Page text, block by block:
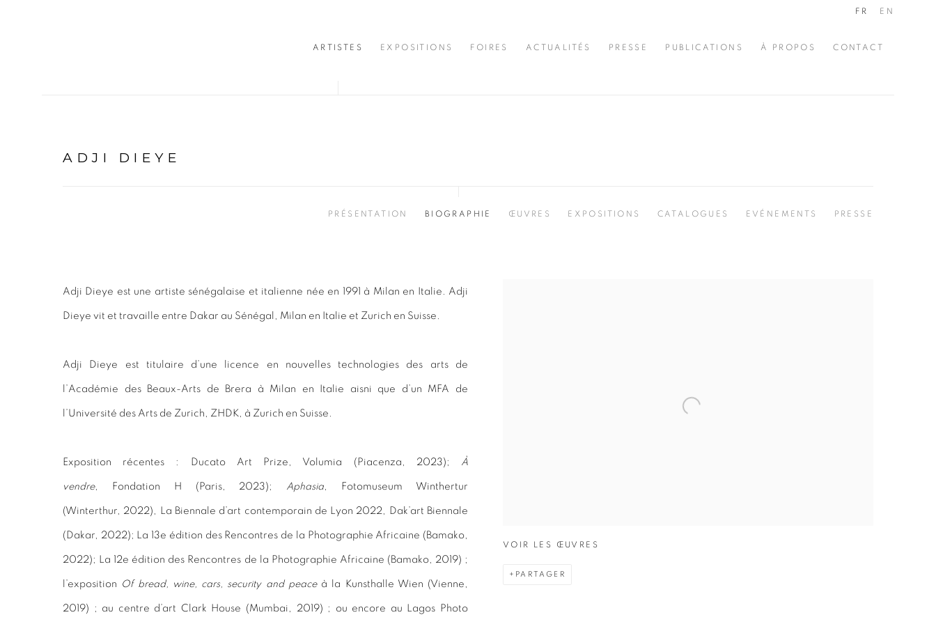
ARTISTES EXPOSITIONS FOIRES ACTUALITÉS PRESSE PUBLICATIONS À PROPOS CONTACT
FR EN
ADJI DIEYE
PRÉSENTATION BIOGRAPHIE ŒUVRES EXPOSITIONS CATALOGUES EVÉNEMENTS PRESSE
VOIR LES ŒUVRES
PARTAGER
Adji Dieye est une artiste sénégalaise et italienne née en 1991 à Milan en Italie. Adji
Dieye vit et travaille entre Dakar au Sénégal, Milan en Italie et Zurich en Suisse.
Adji Dieye est titulaire d’une licence en nouvelles technologies des arts de
l’Académie des Beaux-Arts de Brera à Milan en Italie aisni que d’un MFA de
l’Université des Arts de Zurich, ZHDK, à Zurich en Suisse.
Exposition récentes : Ducato Art Prize, Volumia (Piacenza, 2023); À
vendre, Fondation H (Paris, 2023); Aphasia , Fotomuseum Winthertur
(Winterthur, 2022), La Biennale d’art contemporain de Lyon 2022, Dak’art Biennale
(Dakar, 2022); La 13e édition des Rencontres de la Photographie Africaine (Bamako,
2022); La 12e édition des Rencontres de la Photographie Africaine (Bamako, 2019) ;
l’exposition Of bread, wine, cars, security and peaceà la Kunsthalle Wien (Vienne,
2019) ; au centre d’art Clark House (Mumbai, 2019) ; ou encore au Lagos Photo